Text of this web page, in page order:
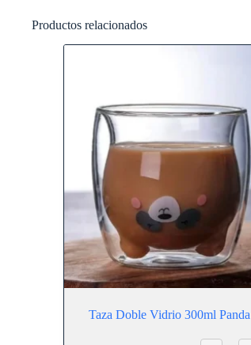
Productos relacionados
Taza Doble Vidrio 300ml Panda